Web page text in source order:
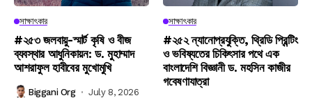
সাক্ষাৎকার
#২৫৩ জলবায়ু-স্মার্ট কৃষি ও বীজ
ব্যবস্থার আধুনিকায়ন: ড. মুহাম্মাদ
আশরাফুল হাবীবের মুখোমুখি
Biggani Org July 8, 2026
সাক্ষাৎকার
#২৫২ ন্যানোপ্রযুক্তি, থ্রিডি প্রিন্টিং
ও ভবিষ্যতের চিকিৎসার পথে এক
বাংলাদেশি বিজ্ঞানী ড. মহসিন কাজীর
গবেষণাযাত্রা